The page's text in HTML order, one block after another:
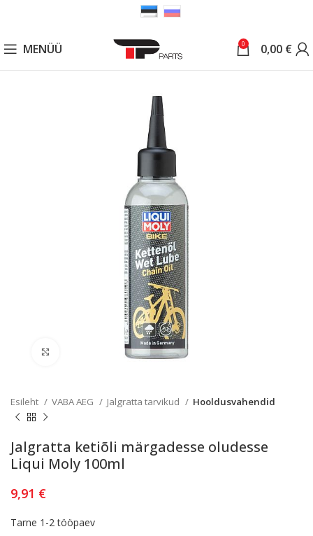
MENÜÜ 0 0,00 €
Kliki lülitamiseks
Esileht VABA AEG Jalgratta tarvikud Hooldusvahendid
Jalgratta ketiõli märgadesse oludesse
Liqui Moly 100ml
9,91 €
Tarne 1-2 tööpaev